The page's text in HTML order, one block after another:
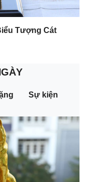
Tượng Cát
Sự kiện